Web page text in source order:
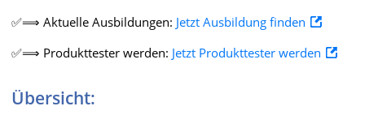
✅⟹ Aktuelle Ausbildungen: Jetzt Ausbildung finden
✅⟹ Produkttester werden: Jetzt Produkttester werden
Übersicht: